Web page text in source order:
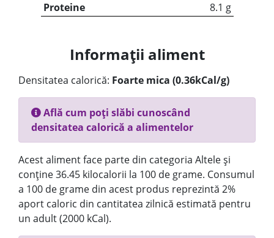
Proteine
8.1 g
Informații aliment
Densitatea calorică: Foarte mica (0.36kCal/g)
Află cum poți slăbi cunoscând
densitatea calorică a alimentelor
Acest aliment face parte din categoria Altele și
conține 36.45 kilocalorii la 100 de grame. Consumul
a 100 de grame din acest produs reprezintă 2%
aport caloric din cantitatea zilnică estimată pentru
un adult (2000 kCal).